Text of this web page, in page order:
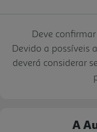
Deve
Devido a possíveis
deverá considerar
A